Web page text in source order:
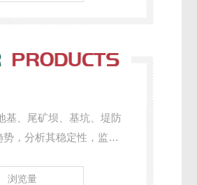
基、尾矿坝、基坑、堤防
，分析其稳定性，监控
浏览量